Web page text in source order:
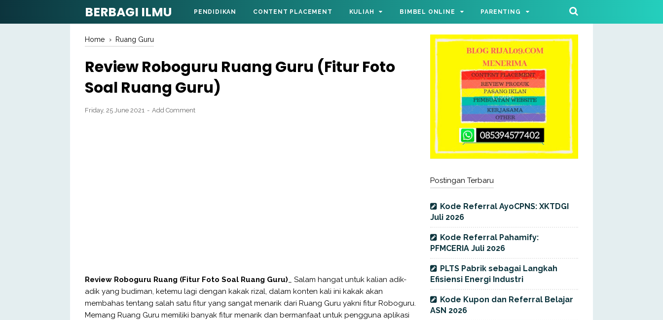
BERBAGI ILMU PENDIDIKAN CONTENT PLACEMENT KULIAH BIMBEL ONLINE PARENTING
Home › Ruang Guru
Review Roboguru Ruang Guru (Fitur Foto
Soal Ruang Guru)
Friday, 25 June 2021 Add Comment
Review Roboguru Ruang (Fitur Foto Soal Ruang Guru) _ Salam hangat untuk kalian adik-
adik yang budiman, ketemu lagi dengan kakak rizal, dalam konten kali ini kakak akan
membahas tentang salah satu fitur yang sangat menarik dari Ruang Guru yakni fitur Roboguru.
Memang Ruang Guru memiliki banyak fitur menarik dan bermanfaat untuk pengguna aplikasi
Postingan Terbaru
Kode Referral AyoCPNS: XKTDGI
Juli 2026
Kode Referral Pahamify:
PFMCERIA Juli 2026
PLTS Pabrik sebagai Langkah
Efisiensi Energi Industri
Kode Kupon dan Referral Belajar
ASN 2026